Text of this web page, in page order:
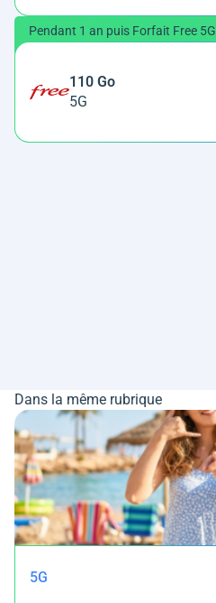
Pendant 1 an puis Forfait Free 5G
110 Go
5G
Dans la même rubrique
5G